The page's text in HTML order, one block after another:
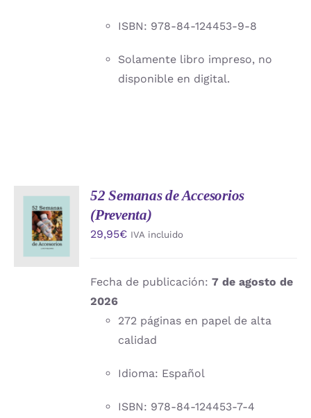
ISBN: 978-84-124453-9-8
Solamente libro impreso, no
disponible en digital.
AL
CARRITO
/
DETALLES
52 Semanas de Accesorios
(Preventa)
29,95€ IVA incluido
Fecha de publicación:7 de agosto de
2026
272 páginas en papel de alta
calidad
Idioma: Español
ISBN: 978-84-124453-7-4